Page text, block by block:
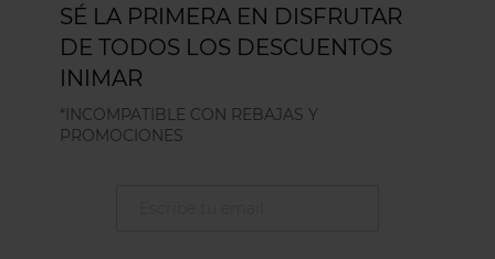
SÉ LA PRIMERA EN DISFRUTAR
DE TODOS LOS DESCUENTOS
INIMAR
*INCOMPATIBLE CON REBAJAS Y
PROMOCIONES